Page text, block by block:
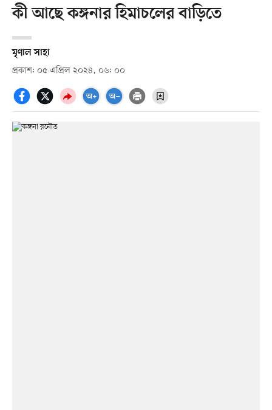
কী আছে কঙ্গনার হিমাচলের বাড়িতে
মৃণাল সাহা
প্রকাশ: ০৫ এপ্রিল ২০২৪, ০৬: ০০